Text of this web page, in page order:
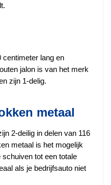
centimeter lang en
jalon is van het merk
zijn 1-delig.
metaal
2-deilig in delen van 116
metaal is het mogelijk
tot een totale
als je bedrijfsauto niet